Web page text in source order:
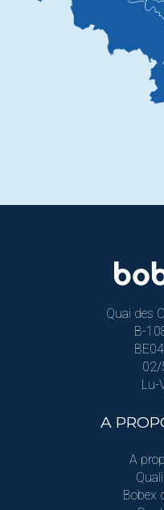
Quai des
B-
02/
Lu-
A
A
Bobex